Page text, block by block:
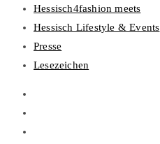
Hessisch4fashion meets
Hessisch Lifestyle & Events
Presse
Lesezeichen